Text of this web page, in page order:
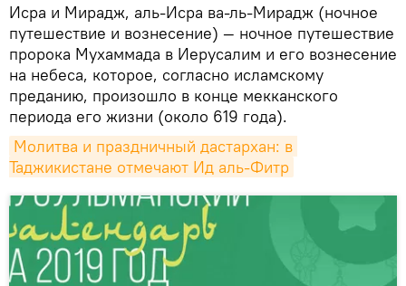
Исра и Мирадж, аль-Исра ва-ль-Мирадж (ночное
путешествие и вознесение) — ночное путешествие
пророка Мухаммада в Иерусалим и его вознесение
на небеса, которое, согласно исламскому
преданию, произошло в конце мекканского
периода его жизни (около 619 года).
Молитва и праздничный дастархан: в
Таджикистане отмечают Ид аль-Фитр